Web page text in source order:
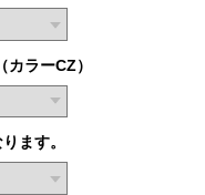
ラーCZ）
ます。